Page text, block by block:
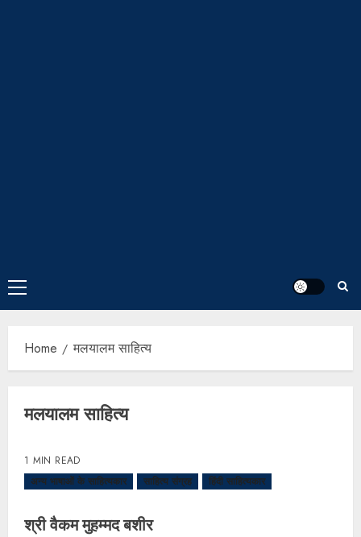
Home मलयालम साहित्य
मलयालम साहित्य
1 MIN READ
अन्य भाषाओं के साहित्यकार
साहित्य संग्रह हिंदी साहित्यकार
श्री वैकम मुहम्मद बशीर